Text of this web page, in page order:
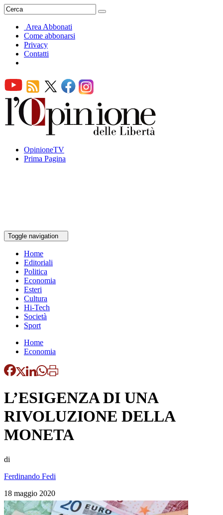
Area Abbonati
Come abbonarsi
Privacy
Contatti
OpinioneTV
Prima Pagina
Toggle navigation
Home
Editoriali
Politica
Economia
Esteri
Cultura
Hi-Tech
Società
Sport
Home
Economia
L’ESIGENZA DI UNA
RIVOLUZIONE DELLA
MONETA
di
Ferdinando Fedi
18 maggio 2020